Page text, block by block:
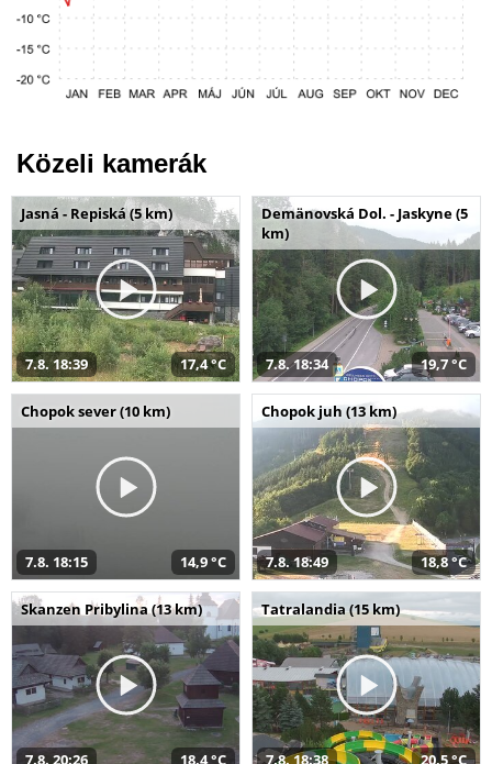
Közeli kamerák
Jasná - Repiská (5 km)
7.8. 18:39 17,4 °C
Demänovská Dol. - Jaskyne (5
km)
7.8. 18:34 19,7 °C
Chopok sever (10 km)
7.8. 18:15 14,9 °C
Chopok juh (13 km)
7.8. 18:49 18,8 °C
Skanzen Pribylina (13 km)
7.8. 20:26 18,4 °C
Tatralandia (15 km)
7.8. 18:38 20,5 °C